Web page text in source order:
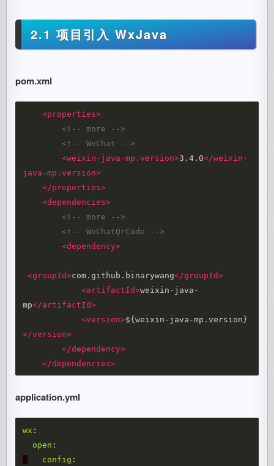
2.1 项目引入 WxJava
pom.xml
<properties>
<!-- more -->
<!-- WeChat -->
<weixin-java-mp.version>3.4.0</weixin-
java-mp.version>
</properties>
<dependencies>
<!-- more -->
<!-- WeChatQrCode -->
<dependency>
<groupId>com.github.binarywang</groupId>
<artifactId>weixin-java-
mp</artifactId>
<version>${weixin-java-mp.version}
</version>
</dependency>
</dependencies>
application.yml
wx :
open :
config :